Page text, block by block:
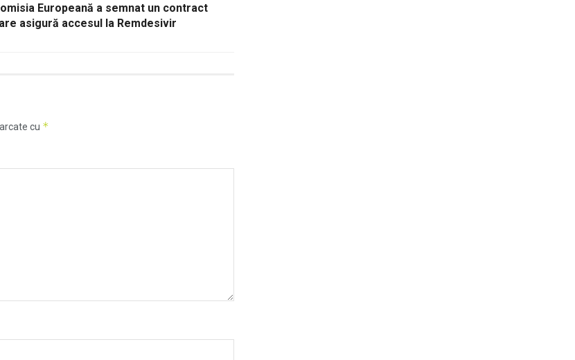
Europeană a semnat un contract
asigură accesul la Remdesivir
cu *